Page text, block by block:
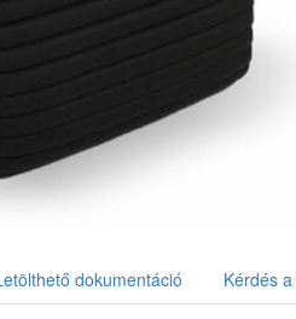
dokumentáció Kérdés